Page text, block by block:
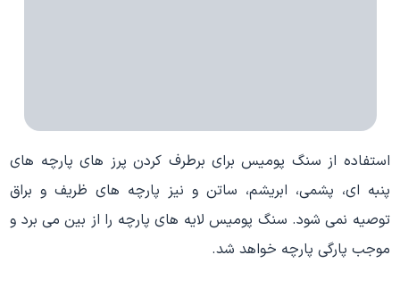
استفاده از سنگ پومیس برای برطرف کردن پرز های پارچه های
پنبه ای، پشمی، ابریشم، ساتن و نیز پارچه های ظریف و براق
توصیه نمی شود. سنگ پومیس لایه های پارچه را از بین می برد و
موجب پارگی پارچه خواهد شد.